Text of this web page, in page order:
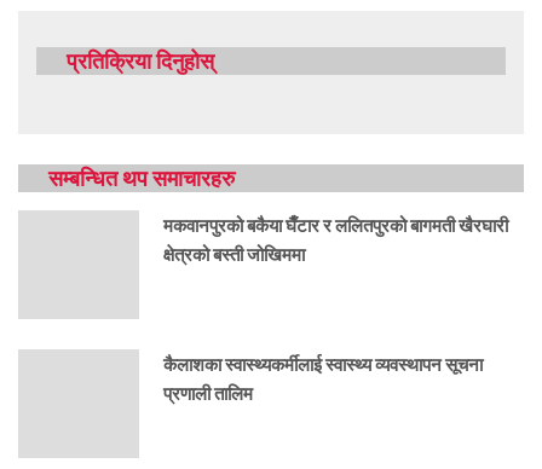
प्रतिक्रिया दिनुहोस्
सम्बन्धित थप समाचारहरु
मकवानपुरको बकैया घैँटार र ललितपुरको बागमती खैरघारी
क्षेत्रको बस्ती जोखिममा
कैलाशका स्वास्थ्यकर्मीलाई स्वास्थ्य व्यवस्थापन सूचना
प्रणाली तालिम